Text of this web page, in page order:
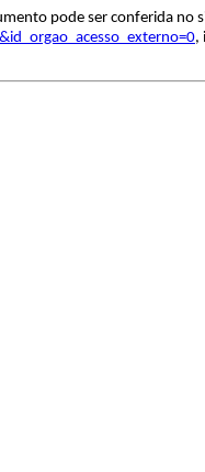
pode ser conferida no
,